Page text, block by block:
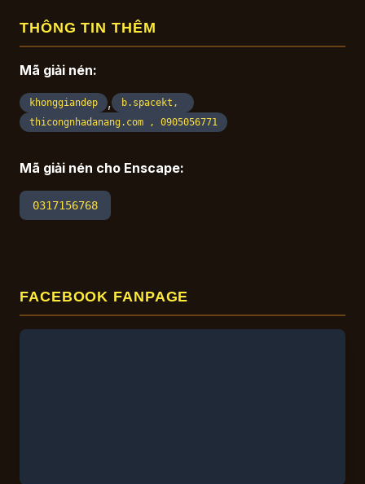
THÔNG TIN THÊM
Mã giải nén:
khonggiandep ,
b.spacekt,
thicongnhadanang.com , 0905056771
Mã giải nén cho Enscape:
0317156768
FACEBOOK FANPAGE